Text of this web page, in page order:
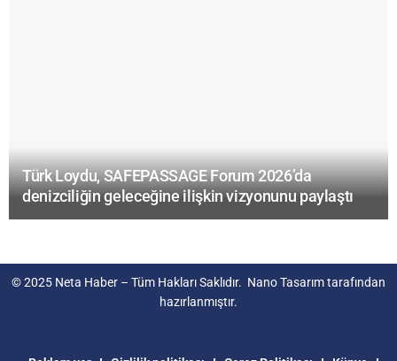
Türk Loydu, SAFEPASSAGE Forum 2026’da
denizciliğin geleceğine ilişkin vizyonunu paylaştı
© 2025 Neta Haber – Tüm Hakları Saklıdır. Nano Tasarımtarafından
hazırlanmıştır.